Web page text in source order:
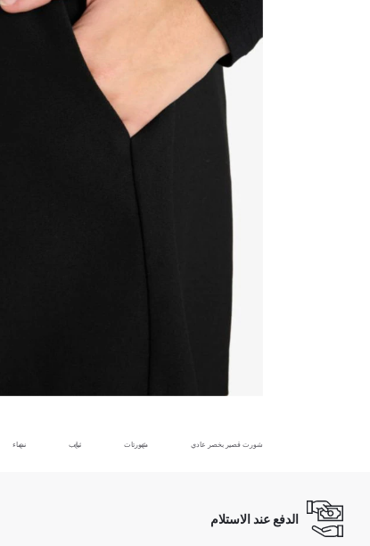
نساء ثياب شورتات شورت قصير بخصر عادي
الدفع عند الاستلام